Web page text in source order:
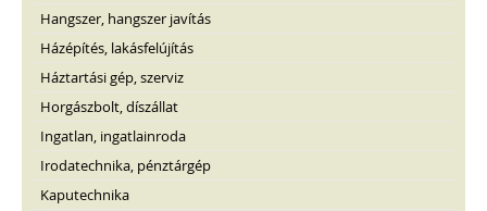
Hangszer, hangszer javítás
Házépítés, lakásfelújítás
Háztartási gép, szerviz
Horgászbolt, díszállat
Ingatlan, ingatlainroda
Irodatechnika, pénztárgép
Kaputechnika